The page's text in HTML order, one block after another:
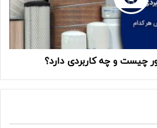
چیست و چه کاربردی دارد؟